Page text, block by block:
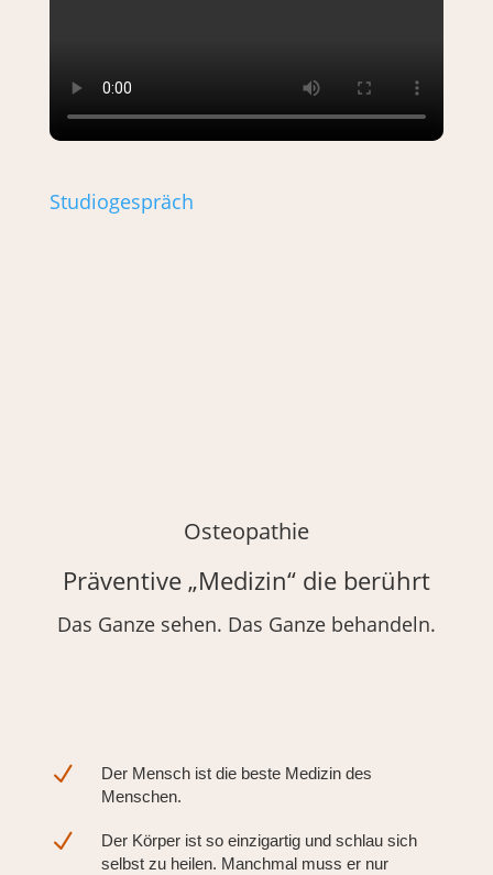
Studiogespräch
Osteopathie
Präventive „Medizin“ die berührt
Das Ganze sehen. Das Ganze behandeln.
N
Der Mensch ist die beste Medizin des
Menschen.
N
Der Körper ist so einzigartig und schlau sich
selbst zu heilen. Manchmal muss er nur